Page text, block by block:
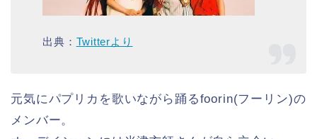
出典： Twitterより
元気にパプリカを歌いながら踊るfoorin(フーリン)の
メンバー。